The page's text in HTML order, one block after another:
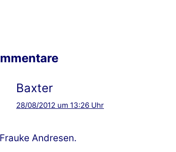
Baxter
28/08/2012 um 13:26 Uhr
Andresen.